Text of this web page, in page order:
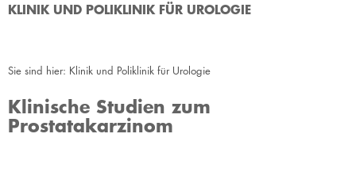
KLINIK UND POLIKLINIK FÜR UROLOGIE
Sie sind hier: Klinik und Poliklinik für Urologie
Klinische Studien zum
Prostatakarzinom